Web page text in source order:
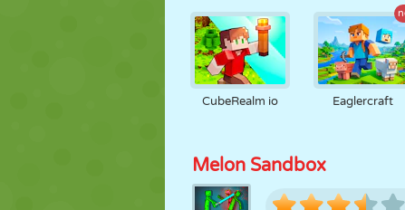
CubeRealm io Eaglercraft
Melon Sandbox